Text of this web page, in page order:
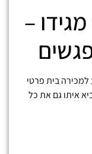
–
בית פרטי
איתו גם את כל